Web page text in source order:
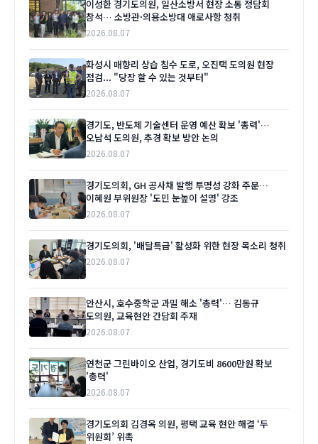
이성한 경기도의원, 일산소방서 현장 소통 정담회
참석… 소방관·의용소방대 애로사항 청취
2026.08.07
화성시 매향리 상습 침수 도로, 오진택 도의원 현장
점검... "당장 할 수 있는 것부터"
2026.08.07
경기도, 반도체 기술센터 운영 예산 확보 '총력'…
오남석 도의원, 추경 확보 방안 논의
2026.08.07
경기도의회, GH 공사채 발행 투명성 강화 주문…
이혜원 부위원장 '도민 눈높이 설명' 강조
2026.08.07
경기도의회, '배달특급' 활성화 위한 현장 목소리 청취
2026.08.07
안산시, 호수중학군 과밀 해소 '총력'… 김동규
도의원, 교육현안 간담회 주재
2026.08.07
연천군 그린바이오 산업, 경기도비 8600만원 확보
'총력'
2026.08.07
경기도의회 김경옥 의원, 평택 교육 현안 해결 ‘두
위원회’ 위촉